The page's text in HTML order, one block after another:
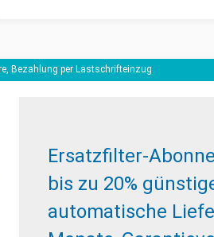
Bezahlung per Lastschrifteinzug
Ersatzfilter-
bis zu 20%
automatische